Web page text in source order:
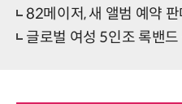
82메이저, 새 앨범 예약
글로벌 여성 5인조 록밴드 롤링